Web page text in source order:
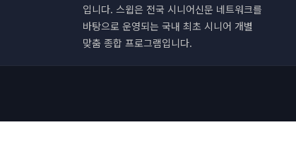
입니다. 스윕은 전국 시니어신문 네트워크를
바탕으로 운영되는 국내 최초 시니어 개별
맞춤 종합 프로그램입니다.